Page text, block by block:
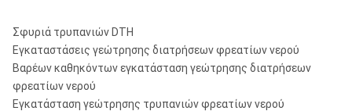
12» 305mm508mm
12» -
DHD1120/SD12
Σφυριά τρυπανιών DTH
Εγκαταστάσεις γεώτρησης διατρήσεων φρεατίων νερού
Βαρέων καθηκόντων εγκατάσταση γεώτρησης διατρήσεων
φρεατίων νερού
Εγκατάσταση γεώτρησης τρυπανιών φρεατίων νερού